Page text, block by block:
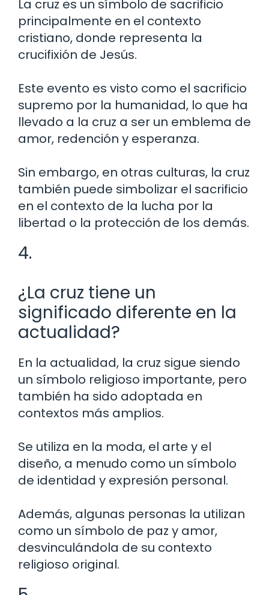
La cruz es un símbolo de sacrificio
principalmente en el contexto
cristiano, donde representa la
crucifixión de Jesús.
Este evento es visto como el sacrificio
supremo por la humanidad, lo que ha
llevado a la cruz a ser un emblema de
amor, redención y esperanza.
Sin embargo, en otras culturas, la cruz
también puede simbolizar el sacrificio
en el contexto de la lucha por la
libertad o la protección de los demás.
4.
¿La cruz tiene un
significado diferente en la
actualidad?
En la actualidad, la cruz sigue siendo
un símbolo religioso importante, pero
también ha sido adoptada en
contextos más amplios.
Se utiliza en la moda, el arte y el
diseño, a menudo como un símbolo
de identidad y expresión personal.
Además, algunas personas la utilizan
como un símbolo de paz y amor,
desvinculándola de su contexto
religioso original.